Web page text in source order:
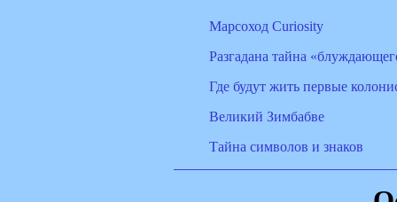
Марсоход Curiosity
Разгадана тайна
Где будут жить первые
Великий Зимбабве
Тайна символов и знаков